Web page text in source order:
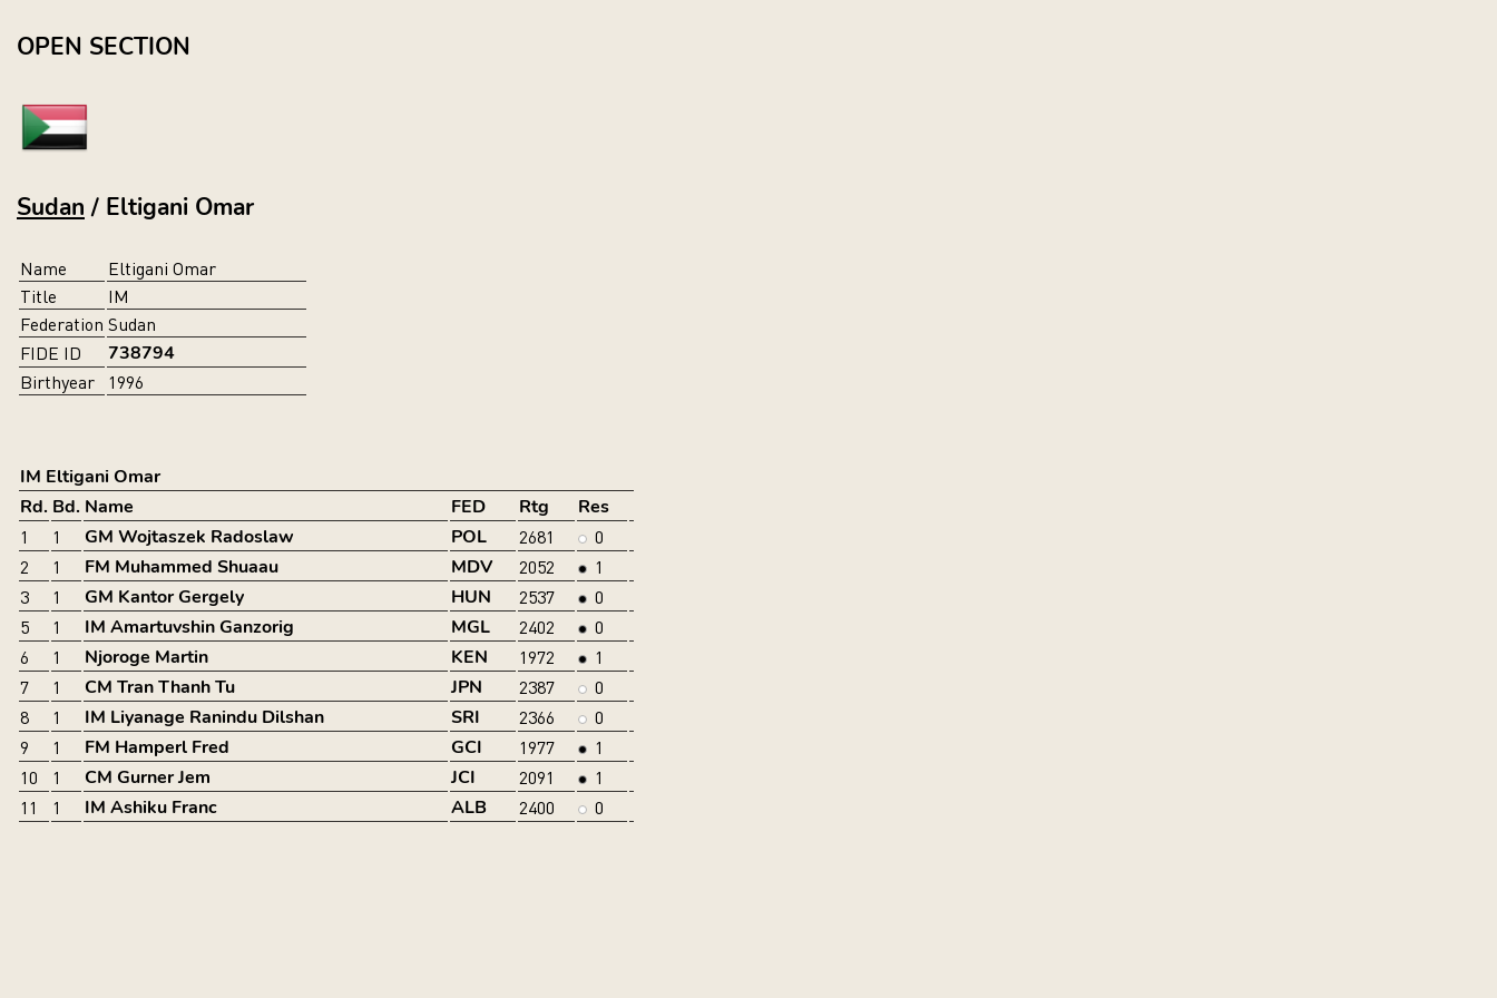
OPEN SECTION
Sudan / Eltigani Omar
Name
Eltigani Omar
Title
IM
Federation Sudan
FIDE ID
738794
Birthyear 1996
IM Eltigani Omar
Rd. Bd. Name FED Rtg Res
1 1 GM Wojtaszek Radoslaw POL 2681
0
2
1 FM Muhammed Shuaau MDV 2052
1
3
1 GM Kantor Gergely HUN 2537
0
5
1 IM Amartuvshin Ganzorig MGL 2402
0
6
1 Njoroge Martin KEN 1972
1
7
1 CM Tran Thanh Tu JPN 2387
0
8
1 IM Liyanage Ranindu Dilshan SRI 2366
0
9
1 FM Hamperl Fred GCI 1977
1
10
1 CM Gurner Jem JCI 2091
1
11
1 IM Ashiku Franc ALB 2400 0